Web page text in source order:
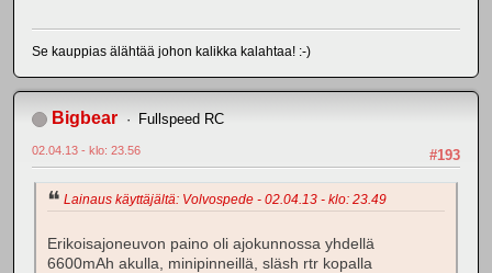
Se kauppias älähtää johon kalikka kalahtaa! :-)
Bigbear Fullspeed RC
#193
02.04.13 - klo: 23.56
Lainaus käyttäjältä: Volvospede - 02.04.13 - klo: 23.49
Erikoisajoneuvon paino oli ajokunnossa yhdellä
6600mAh akulla, minipinneillä, släsh rtr kopalla